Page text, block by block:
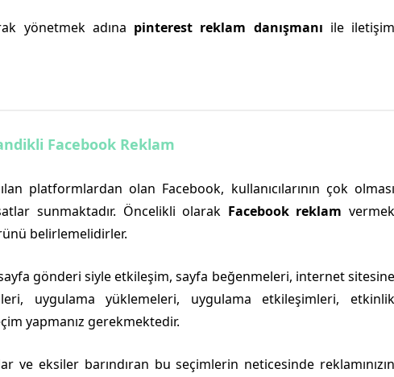
yönetmek adına pinterest reklam danışmanı ile iletişim
Facebook Reklam
platformlardan olan Facebook, kullanıcılarının çok olması
sunmaktadır. Öncelikli olarak Facebook reklam vermek
belirlemelidirler.
gönderi siyle etkileşim, sayfa beğenmeleri, internet sitesine
uygulama yüklemeleri, uygulama etkileşimleri, etkinlik
yapmanız gerekmektedir.
ve eksiler barındıran bu seçimlerin neticesinde reklamınızın